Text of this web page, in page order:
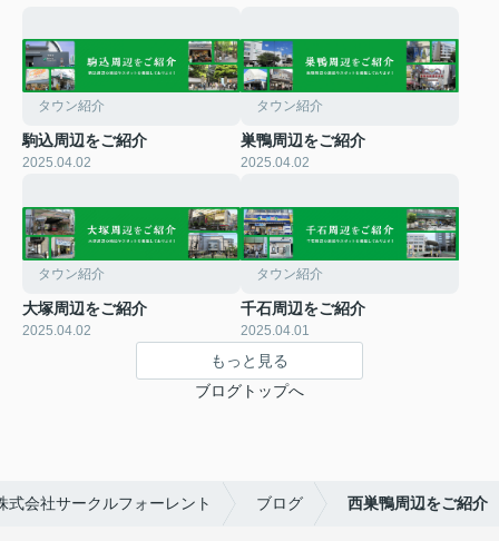
タウン紹介
駒込周辺をご紹介
2025.04.02
タウン紹介
巣鴨周辺をご紹介
2025.04.02
タウン紹介
大塚周辺をご紹介
2025.04.02
タウン紹介
千石周辺をご紹介
2025.04.01
もっと見る
ブログトップへ
会社サークルフォーレント ブログ 西巣鴨周辺をご紹介